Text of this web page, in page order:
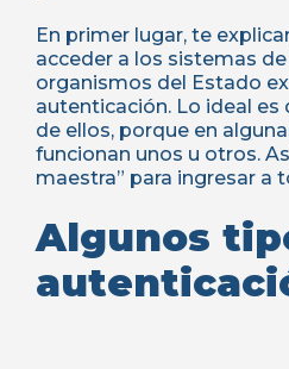
En primer lugar, te
acceder a los sistemas
organismos del Estado
autenticación. Lo ideal es
de ellos, porque en
funcionan unos u otros.
maestra” para ingresar a
Algunos